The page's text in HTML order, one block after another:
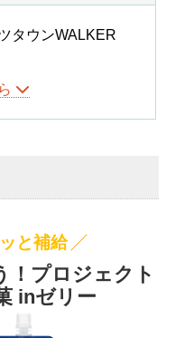
タウンWALKER
と補給
！プロジェクト
inゼリー